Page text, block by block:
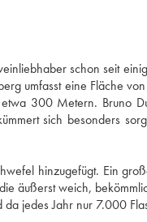
schon seit
umfasst eine Fläche
300 Metern. Bruno
sich besonders
hinzugefügt. Ein
äußerst weich,
jedes Jahr nur 7.000